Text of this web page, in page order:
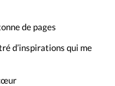
de pages
d’inspirations qui me